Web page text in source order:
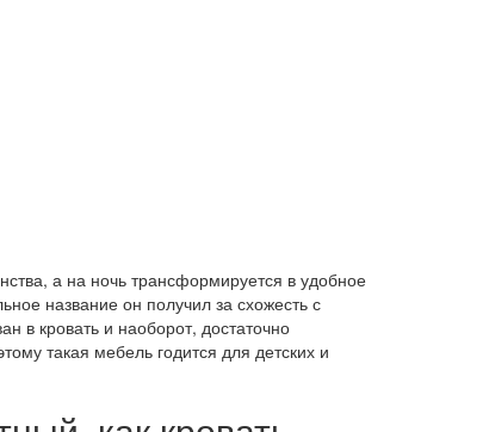
а на ночь трансформируется в удобное
название он получил за схожесть с
в кровать и наоборот, достаточно
такая мебель годится для детских и